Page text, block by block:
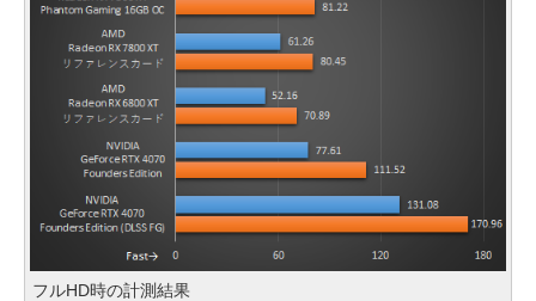
フルHD時の計測結果